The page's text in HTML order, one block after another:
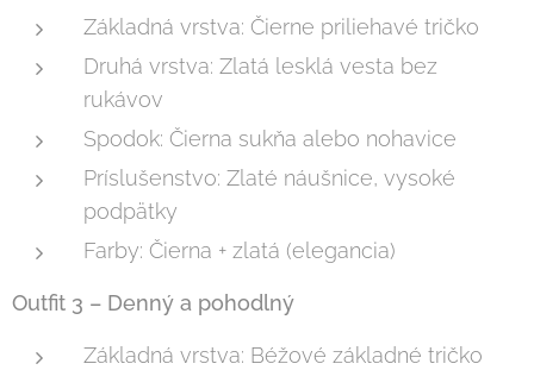
Základná vrstva: Čierne priliehavé tričko
Druhá vrstva: Zlatá lesklá vesta bez
rukávov
Spodok: Čierna sukňa alebo nohavice
Príslušenstvo: Zlaté náušnice, vysoké
podpätky
Farby: Čierna + zlatá (elegancia)
Outfit 3 – Denný a pohodlný
Základná vrstva: Béžové základné tričko